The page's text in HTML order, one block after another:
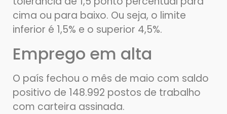
cima ou para baixo. Ou seja, o limite
inferior é 1,5% e o superior 4,5%.
Emprego em alta
O país fechou o mês de maio com saldo
positivo de 148.992 postos de trabalho
com carteira assinada.